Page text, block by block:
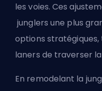
les voies. Ces
junglers une plus
options
laners de traverser
En remodelant la